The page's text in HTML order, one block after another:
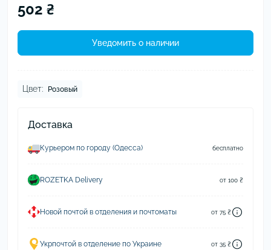
502 ₴
Уведомить о наличии
Цвет: Розовый
Доставка
Курьером по городу (Одесса) бесплатно
ROZETKA Delivery от 100 ₴
Новой почтой в отделения и почтоматы от 75 ₴
Укрпочтой в отделение по Украине от 35 ₴